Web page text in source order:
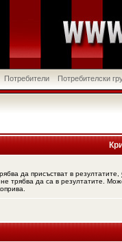
Потребители Потребителски
да присъстват в резултатите,
трябва да са в резултатите.